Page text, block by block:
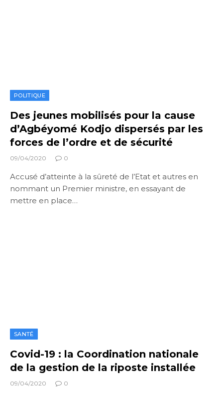
POLITIQUE
Des jeunes mobilisés pour la cause
d’Agbéyomé Kodjo dispersés par les
forces de l’ordre et de sécurité
09/04/2020 0
Accusé d’atteinte à la sûreté de l’Etat et autres en
nommant un Premier ministre, en essayant de
mettre en place…
SANTÉ
Covid-19 : la Coordination nationale
de la gestion de la riposte installée
09/04/2020 0